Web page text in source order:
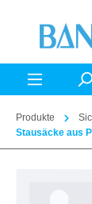
springen
Produkte
Stausäcke aus